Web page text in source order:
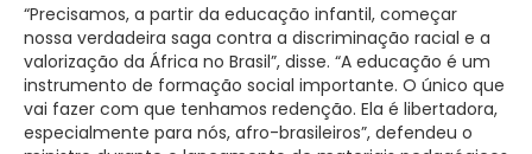
“Precisamos, a partir da educação infantil, começar
nossa verdadeira saga contra a discriminação racial e a
valorização da África no Brasil”, disse. “A educação é um
instrumento de formação social importante. O único que
vai fazer com que tenhamos redenção. Ela é libertadora,
especialmente para nós, afro-brasileiros”, defendeu o